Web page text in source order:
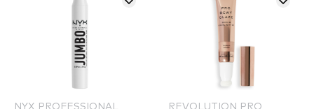
NYX PROFESSIONAL REVOLUTION PRO